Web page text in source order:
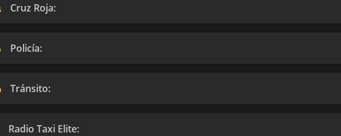
Cruz Roja:
Policía:
Tránsito:
Radio Taxi Elite: